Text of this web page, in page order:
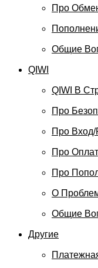
Про
Общие
QIWI
QIWI В
Про
Про Вход/
Про
Про
О
Общие
Другие